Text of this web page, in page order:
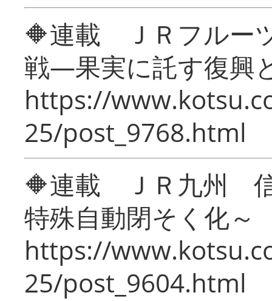
🔶連載 ＪＲフルー
戦―果実に託す復興
https://
25/post_9768.html
🔶連載 ＪＲ九州 信
特殊自動閉そく化～
https://
25/post_9604.html